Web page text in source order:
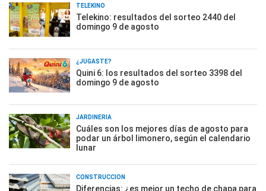
TELEKINO
Telekino: resultados del sorteo 2440 del
domingo 9 de agosto
¿JUGASTE?
Quini 6: los resultados del sorteo 3398 del
domingo 9 de agosto
JARDINERÍA
Cuáles son los mejores días de agosto para
podar un árbol limonero, según el calendario
lunar
CONSTRUCCIÓN
Diferencias: ¿es mejor un techo de chapa para